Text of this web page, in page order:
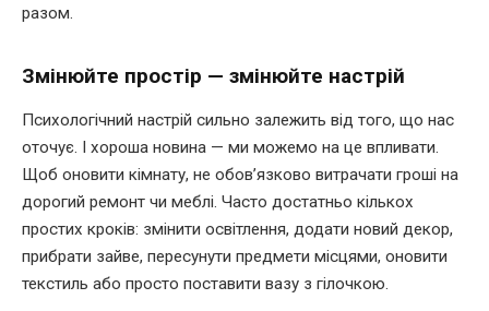
разом.
Змінюйте простір — змінюйте настрій
Психологічний настрій сильно залежить від того, що нас
оточує. І хороша новина — ми можемо на це впливати.
Щоб оновити кімнату, не обов’язково витрачати гроші на
дорогий ремонт чи меблі. Часто достатньо кількох
простих кроків: змінити освітлення, додати новий декор,
прибрати зайве, пересунути предмети місцями, оновити
текстиль або просто поставити вазу з гілочкою.